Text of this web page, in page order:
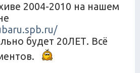
2004-2010 на нашем
будет 20ЛЕТ. Всё